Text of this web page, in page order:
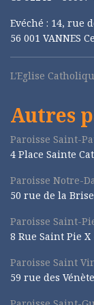
Evéché : 14, rue
56 001 VANNES
L'Eglise
Autres
Paroisse Saint-
4 Place Sainte
Paroisse Notre-
50 rue de la
Paroisse Saint-
8 Rue Saint Pie X
Paroisse Saint
59 rue des